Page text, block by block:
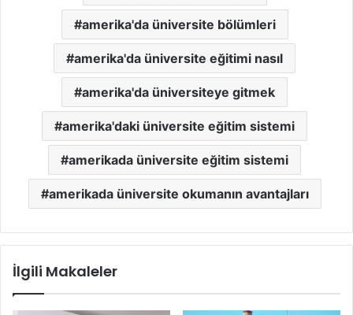
amerika'da üniversite bölümleri
amerika'da üniversite eğitimi nasıl
amerika'da üniversiteye gitmek
amerika'daki üniversite eğitim sistemi
amerikada üniversite eğitim sistemi
amerikada üniversite okumanın avantajları
İlgili Makaleler